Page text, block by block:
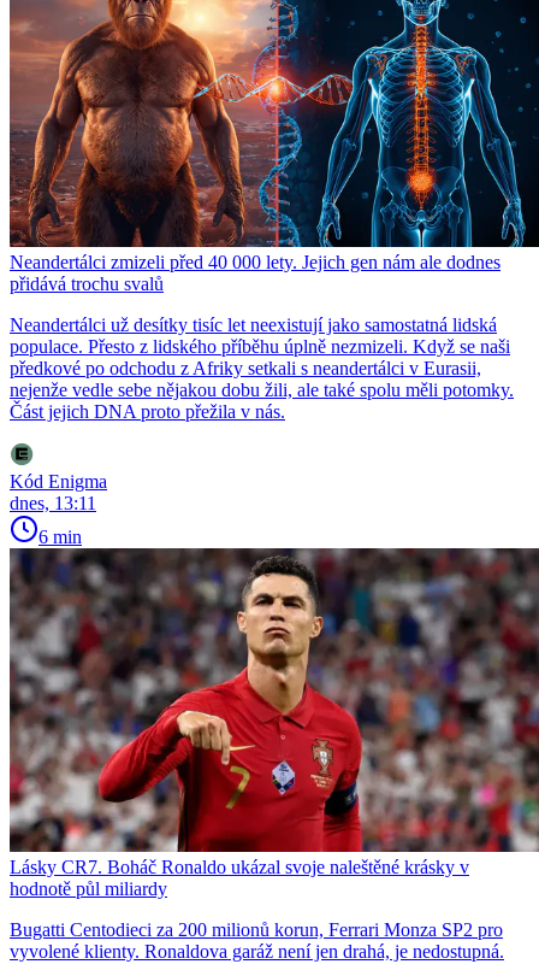
Neandertálci zmizeli před 40 000 lety. Jejich gen nám ale dodnes
přidává trochu svalů
Neandertálci už desítky tisíc let neexistují jako samostatná lidská
populace. Přesto z lidského příběhu úplně nezmizeli. Když se naši
předkové po odchodu z Afriky setkali s neandertálci v Eurasii,
nejenže vedle sebe nějakou dobu žili, ale také spolu měli potomky.
Část jejich DNA proto přežila v nás.
Kód Enigma
dnes, 13:11
6 min
Lásky CR7. Boháč Ronaldo ukázal svoje naleštěné krásky v
hodnotě půl miliardy
Bugatti Centodieci za 200 milionů korun, Ferrari Monza SP2 pro
vyvolené klienty. Ronaldova garáž není jen drahá, je nedostupná.